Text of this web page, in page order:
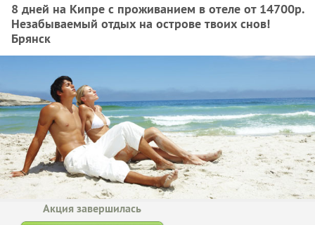
8 дней на Кипре с проживанием в отеле от 14700р.
Незабываемый отдых на острове твоих снов!
Брянск
Акция завершилась